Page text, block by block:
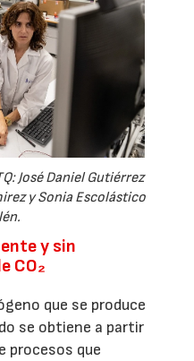
José Daniel Gutiérrez
y Sonia Escolástico
y sin
CO₂
que se produce
se obtiene a partir
procesos que